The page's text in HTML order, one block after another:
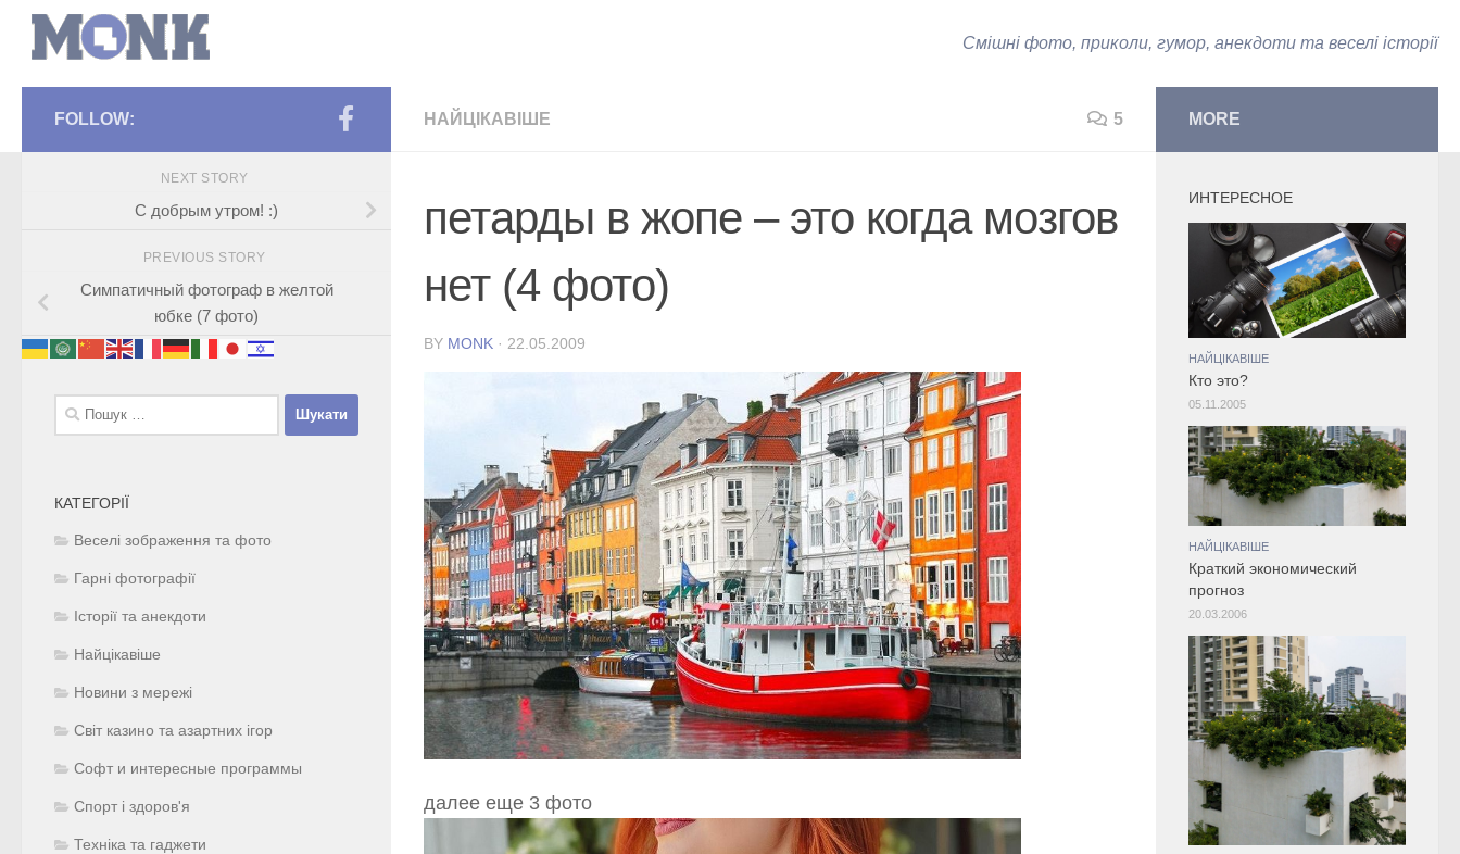
Смішні фото, приколи, гумор, анекдоти та веселі історії
НАЙЦІКАВІШЕ 5
петарды в жопе – это когда мозгов
нет (4 фото)
BY MONK · 22.05.2009
далее еще 3 фото
FOLLOW:
NEXT STORY
С добрым утром! :)
PREVIOUS STORY
Симпатичный фотограф в желтой
юбке (7 фото)
Пошук:
КАТЕГОРІЇ
Веселі зображення та фото
Гарні фотографії
Історії та анекдоти
Найцікавіше
Новини з мережі
Світ казино та азартних ігор
Софт и интересные программы
Спорт і здоров'я
Техніка та гаджети
MORE
ИНТЕРЕСНОЕ
НАЙЦІКАВІШЕ
Кто это?
05.11.2005
НАЙЦІКАВІШЕ
Краткий экономический
прогноз
20.03.2006